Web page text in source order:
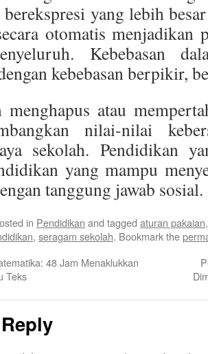
berekspresi yang lebih
otomatis menjadikan
Kebebasan
kebebasan berpikir,
menghapus atau
nilai-nilai
sekolah. Pendidikan
yang mampu
tanggung jawab sosial.
in Pendidikan and tagged aturan pakaian
, seragam sekolah. Bookmark the
48 Jam Menaklukkan
Teks